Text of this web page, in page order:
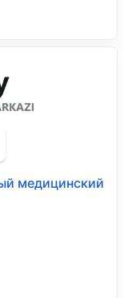
медицинский